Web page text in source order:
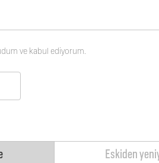
ve kabul ediyorum.
Eskiden